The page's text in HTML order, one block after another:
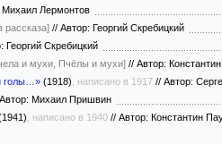
Михаил Лермонтов
рассказа] // Автор: Георгий Скребицкий
Георгий Скребицкий
и мухи, Пчёлы и мухи] // Автор:
голы…» (1918) , написано в 1917 // Автор:
Автор: Михаил Пришвин
, написано в 1940 // Автор: Константин